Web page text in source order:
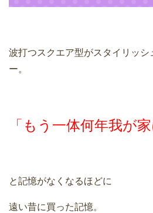
波打つスクエア型がスタイリッシ
ー。
「もう一体何年我が
と記憶がなくなるほどに
遠い昔に買った記憶。